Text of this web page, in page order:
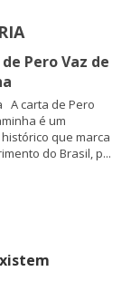
Pero Vaz de
A carta de Pero
é um
que marca
do Brasil, p...